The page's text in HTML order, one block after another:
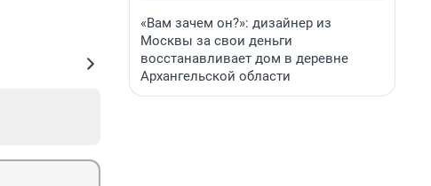
«Вам зачем он?»: дизайнер из
Москвы за свои деньги
восстанавливает дом в деревне
Архангельской области